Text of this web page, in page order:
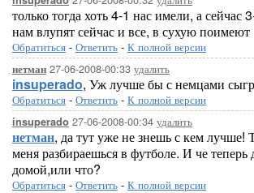
только тогда хоть 4-1 нас имели, а сейчас
нам влупят сейчас и все, в сухую поимеют
Обратиться - Ответить - К полной версии
нетман 27-06-2008-00:33 удалить
insuperado, Уж лучше бы с немцами
Обратиться - Ответить - К полной версии
insuperado 27-06-2008-00:34 удалить
нетман, да тут уже не знешь с кем
меня разбираешься в футболе. И че
домой,или что?
Обратиться - Ответить - К полной версии